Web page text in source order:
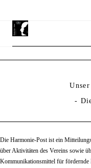
-
Die Harmonie-Post ist ein
über Aktivitäten des Vereins sowie
Kommunikationsmittel für fördernde